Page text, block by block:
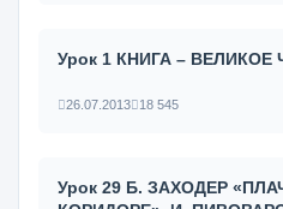
Урок 1 КНИГА – ВЕЛИКОЕ
26.07.2013 18 545
Урок 29 Б. ЗАХОДЕР